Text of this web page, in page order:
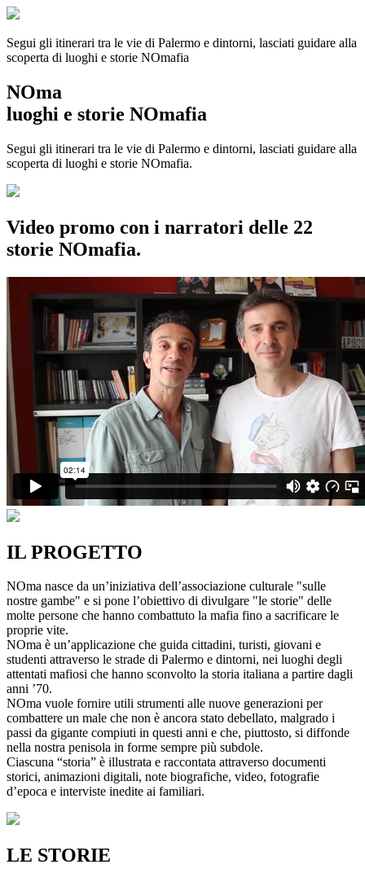
Segui gli itinerari tra le vie di Palermo e dintorni, lasciati guidare alla
scoperta di luoghi e storie NOmafia
NOma
luoghi e storie NOmafia
Segui gli itinerari tra le vie di Palermo e dintorni, lasciati guidare alla
scoperta di luoghi e storie NOmafia.
Video promo con i narratori delle 22
storie NOmafia.
IL PROGETTO
NOma nasce da un’iniziativa dell’associazione culturale "sulle
nostre gambe" e si pone l’obiettivo di divulgare "le storie" delle
molte persone che hanno combattuto la mafia fino a sacrificare le
proprie vite.
NOma è un’applicazione che guida cittadini, turisti, giovani e
studenti attraverso le strade di Palermo e dintorni, nei luoghi degli
attentati mafiosi che hanno sconvolto la storia italiana a partire dagli
anni ’70.
NOma vuole fornire utili strumenti alle nuove generazioni per
combattere un male che non è ancora stato debellato, malgrado i
passi da gigante compiuti in questi anni e che, piuttosto, si diffonde
nella nostra penisola in forme sempre più subdole.
Ciascuna “storia” è illustrata e raccontata attraverso documenti
storici, animazioni digitali, note biografiche, video, fotografie
d’epoca e interviste inedite ai familiari.
LE STORIE